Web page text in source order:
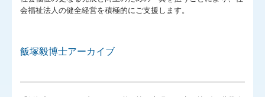
キャリアプランについて
会福祉法人の健全経営を積極的にご支援します。
飯塚毅博士アーカイブ